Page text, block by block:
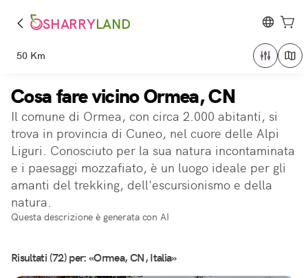
SHARRYLAND
50 Km
Cosa fare vicino Ormea, CN
Il comune di Ormea, con circa 2.000 abitanti, si
trova in provincia di Cuneo, nel cuore delle Alpi
Liguri. Conosciuto per la sua natura incontaminata
e i paesaggi mozzafiato, è un luogo ideale per gli
amanti del trekking, dell'escursionismo e della
natura.
Questa descrizione è generata con AI
Risultati (72) per: «Ormea, CN, Italia»